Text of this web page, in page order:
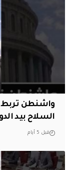
واشنطن تربط
السلاح بيد
قبل 5 أيام